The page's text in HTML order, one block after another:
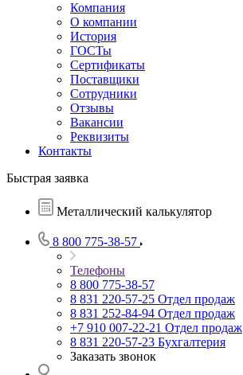
Компания
О компании
История
ГОСТы
Сертификаты
Поставщики
Сотрудники
Отзывы
Вакансии
Реквизиты
Контакты
Быстрая заявка
Металлический калькулятор
8 800 775-38-57
Телефоны
8 800 775-38-57
8 831 220-57-25 Отдел продаж
8 831 252-84-94 Отдел продаж
+7 910 007-22-21 Отдел продаж
8 831 220-57-23 Бухгалтерия
Заказать звонок